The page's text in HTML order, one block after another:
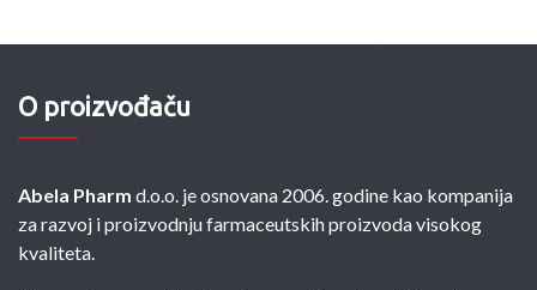
O proizvođaču
Abela Pharm d.o.o. je osnovana 2006. godine kao kompanija
za razvoj i proizvodnju farmaceutskih proizvoda visokog
kvaliteta.